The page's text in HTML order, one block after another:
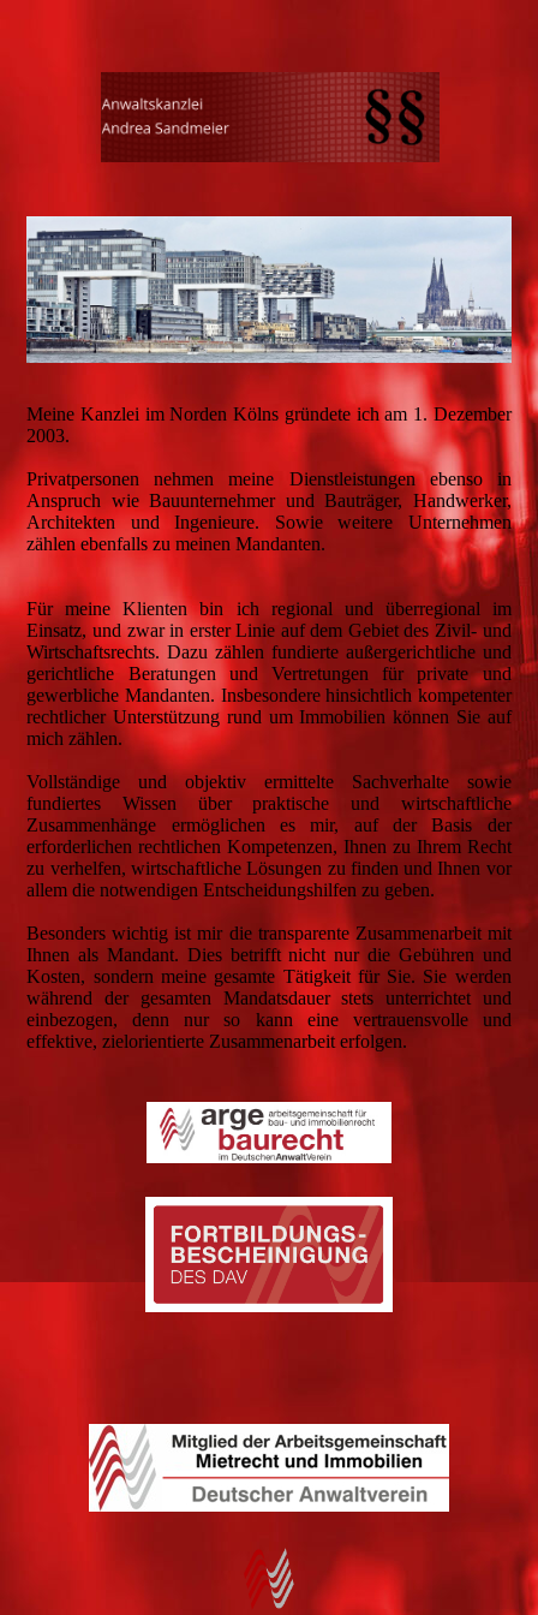
Meine Kanzlei im Norden Kölns gründete ich am 1. Dezember
2003.
Privatpersonen nehmen meine Dienstleistungen ebenso in
Anspruch wie Bauunternehmer und Bauträger, Handwerker,
Architekten und Ingenieure. Sowie weitere Unternehmen
zählen ebenfalls zu meinen Mandanten.
Für meine Klienten bin ich regional und überregional im
Einsatz, und zwar in erster Linie auf dem Gebiet des Zivil- und
Wirtschaftsrechts. Dazu zählen fundierte außergerichtliche und
gerichtliche Beratungen und Vertretungen für private und
gewerbliche Mandanten. Insbesondere hinsichtlich kompetenter
rechtlicher Unterstützung rund um Immobilien können Sie auf
mich zählen.
Vollständige und objektiv ermittelte Sachverhalte sowie
fundiertes Wissen über praktische und wirtschaftliche
Zusammenhänge ermöglichen es mir, auf der Basis der
erforderlichen rechtlichen Kompetenzen, Ihnen zu Ihrem Recht
zu verhelfen, wirtschaftliche Lösungen zu finden und Ihnen vor
allem die notwendigen Entscheidungshilfen zu geben.
Besonders wichtig ist mir die transparente Zusammenarbeit mit
Ihnen als Mandant. Dies betrifft nicht nur die Gebühren und
Kosten, sondern meine gesamte Tätigkeit für Sie. Sie werden
während der gesamten Mandatsdauer stets unterrichtet und
einbezogen, denn nur so kann eine vertrauensvolle und
effektive, zielorientierte Zusammenarbeit erfolgen.